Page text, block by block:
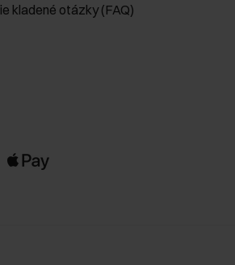
kladené otázky (FAQ)